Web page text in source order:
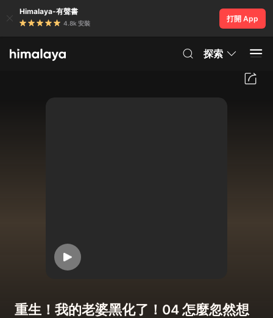
Himalaya-有聲書
4.8k 安裝
打開 App
探索
重生！我的老婆黑化了！04 怎麼忽然想